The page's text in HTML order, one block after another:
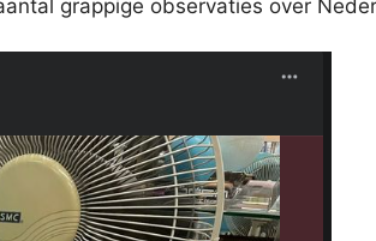
grappige observaties over